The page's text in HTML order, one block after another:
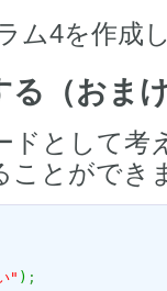
ム4を作成
る（おま
ドとして考
ことができ
" ) ;